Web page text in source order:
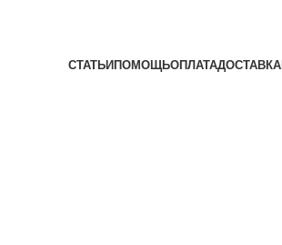
СТАТЬИ ПОМОЩЬОПЛАТАДОСТАВКА